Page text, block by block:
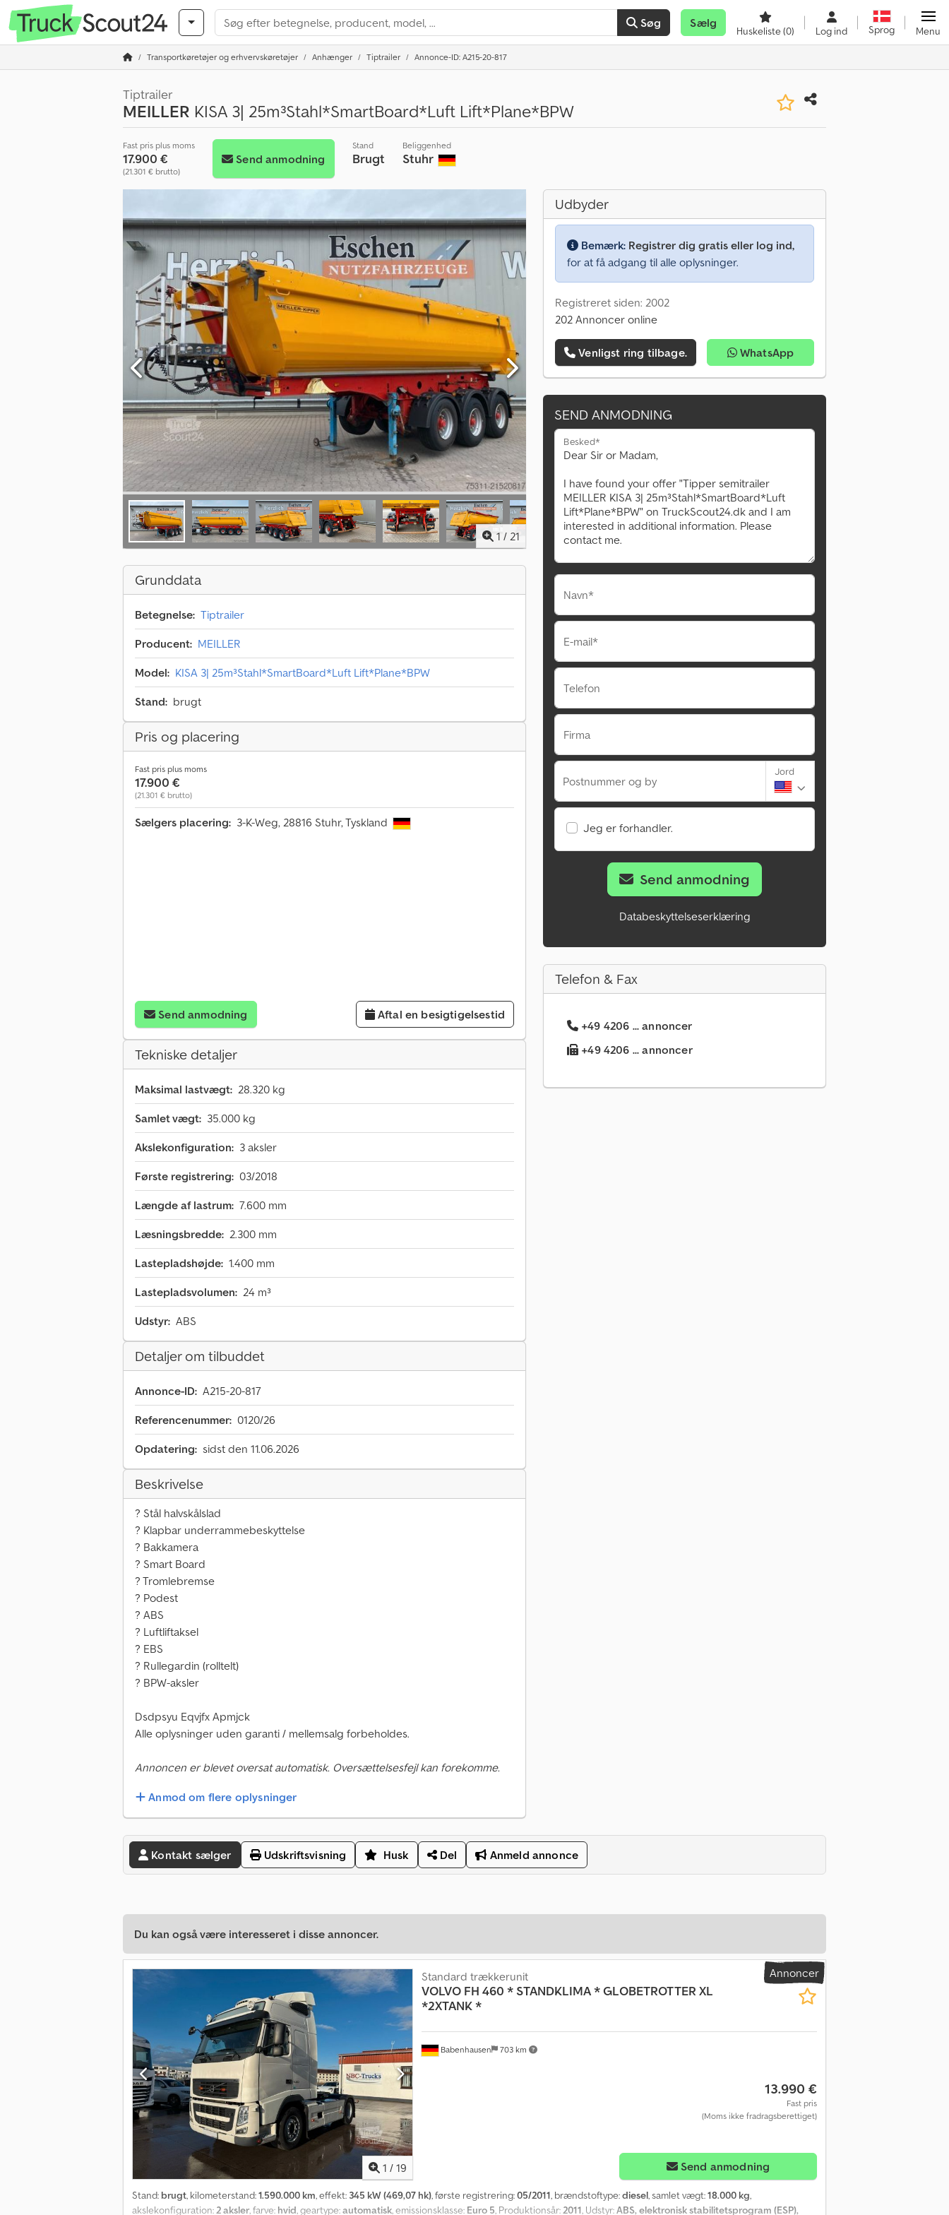
Søg Sælg
Huskeliste(0) Log ind Sprog Menu
Transportkøretøjer og erhvervskøretøjer Anhænger Tiptrailer Annonce-ID: A215-20-817
Tiptrailer
MEILLER KISA 3| 25m³Stahl*SmartBoard*Luft Lift*Plane*BPW
Fast pris plus moms
17.900 €
(21.301 € brutto)
Send anmodning
Stand
Brugt
Beliggenhed
Stuhr
1 / 21
Grunddata
Betegnelse: Tiptrailer
Producent: MEILLER
Model: KISA 3| 25m³Stahl*SmartBoard*Luft Lift*Plane*BPW
Stand: brugt
Pris og placering
Fast pris plus moms
17.900 €
(21.301 € brutto)
Sælgers placering: 3-K-Weg, 28816 Stuhr, Tyskland
Send anmodning Aftal en besigtigelsestid
Tekniske detaljer
Maksimal lastvægt: 28.320 kg
Samlet vægt: 35.000 kg
Akslekonfiguration: 3 aksler
Første registrering: 03/2018
Længde af lastrum: 7.600 mm
Læsningsbredde: 2.300 mm
Lastepladshøjde: 1.400 mm
Lastepladsvolumen: 24 m³
Udstyr: ABS
Detaljer om tilbuddet
Annonce-ID: A215-20-817
Referencenummer: 0120/26
Opdatering: sidst den 11.06.2026
Beskrivelse
? Stål halvskålslad
? Klapbar underrammebeskyttelse
? Bakkamera
? Smart Board
? Tromlebremse
? Podest
? ABS
? Luftliftaksel
? EBS
? Rullegardin (rolltelt)
? BPW-aksler
Dsdpsyu Eqvjfx Apmjck
Alle oplysninger uden garanti / mellemsalg forbeholdes.
Annoncen er blevet oversat automatisk. Oversættelsesfejl kan forekomme.
Anmod om flere oplysninger
Udbyder
Bemærk: Registrer dig gratis eller log ind,
for at få adgang til alle oplysninger.
Registreret siden: 2002
202 Annoncer online
Venligst ring tilbage. WhatsApp
SEND ANMODNING
Besked*
Navn*
E-mail*
Telefon
Firma
Postnummer og by
Jord
Jeg er forhandler.
Send anmodning
Databeskyttelseserklæring
Telefon & Fax
+49 4206 ... annoncer
+49 4206 ... annoncer
Kontakt sælger Udskriftsvisning Husk Del Anmeld annonce
Du kan også være interesseret i disse annoncer.
Annoncer
1 / 19
Babenhausen 703 km
Standard trækkerunit
VOLVO FH 460 * STANDKLIMA * GLOBETROTTER XL
*2XTANK *
13.990 €
Fast pris
(Moms ikke fradragsberettiget)
Send anmodning
Stand: brugt, kilometerstand:1.590.000 km, effekt: 345 kW (469,07 hk), første registrering:05/2011, brændstoftype:diesel, samlet vægt:18.000 kg,
akslekonfiguration:2 aksler, farve: hvid, geartype:automatisk, emissionsklasse: Euro 5, Produktionsår:2011, Udstyr:ABS, elektronisk stabilitetsprogram (ESP),